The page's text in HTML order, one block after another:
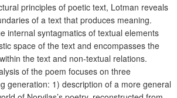
principles of poetic text, Lotman reveals
of a text that produces meaning.
internal syntagmatics of textual elements
space of the text and encompasses the
the text and non-textual relations.
of the poem focuses on three
generation: 1) description of a more general